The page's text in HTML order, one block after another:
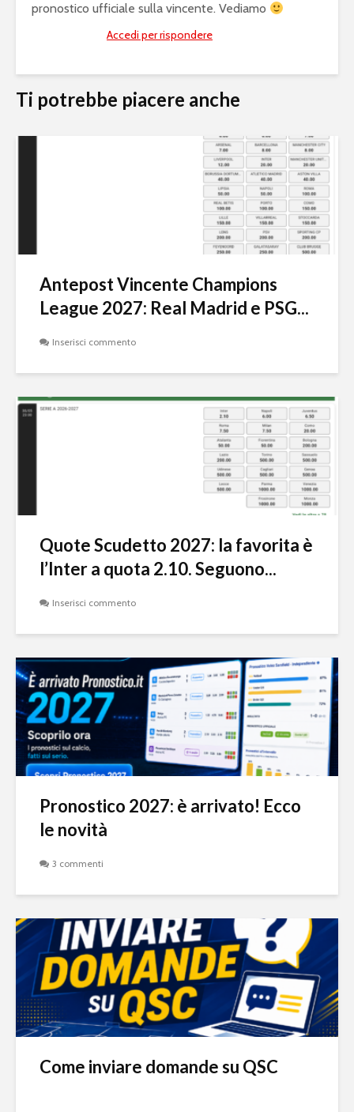
pronostico ufficiale sulla vincente. Vediamo
Accedi per rispondere
Ti potrebbe piacere anche
Antepost Vincente Champions
League 2027: Real Madrid e PSG...
Inserisci commento
Quote Scudetto 2027: la favorita è
l’Inter a quota 2.10. Seguono...
Inserisci commento
Pronostico 2027: è arrivato! Ecco
le novità
3 commenti
Come inviare domande su QSC